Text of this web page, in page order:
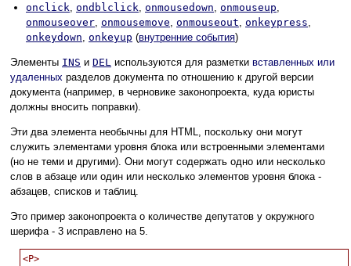
onclick ondblclick onmousedown onmouseup
onmouseover onmousemove onmouseout onkeypress
onkeydown onkeyup (внутренние события)
Элементы INS и DEL используются для разметки вставленных или
удаленных разделов документа по отношению к другой версии
документа (например, в черновике законопроекта, куда юристы
должны вносить поправки).
Эти два элемента необычны для HTML, поскольку они могут
служить элементами уровня блока или встроенными элементами
(но не теми и другими). Они могут содержать одно или несколько
слов в абзаце или один или несколько элементов уровня блока -
абзацев, списков и таблиц.
Это пример законопроекта о количестве депутатов у окружного
шерифа - 3 исправлено на 5.
<P>